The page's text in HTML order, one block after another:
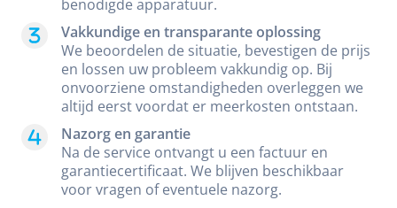
Vakkundige en transparante oplossing
We beoordelen de situatie, bevestigen de prijs
en lossen uw probleem vakkundig op. Bij
onvoorziene omstandigheden overleggen we
altijd eerst voordat er meerkosten ontstaan.
Nazorg en garantie
Na de service ontvangt u een factuur en
garantiecertificaat. We blijven beschikbaar
voor vragen of eventuele nazorg.